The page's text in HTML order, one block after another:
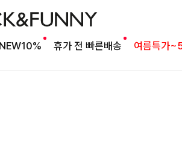
NEW10% 휴가 전 빠른배송 여름특가
을 완성할
원피스